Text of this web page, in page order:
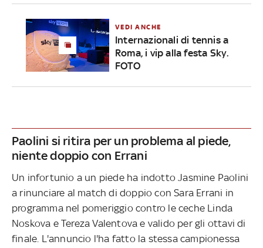
VEDI ANCHE
Internazionali di tennis a
Roma, i vip alla festa Sky.
FOTO
Paolini si ritira per un problema al piede,
niente doppio con Errani
Un infortunio a un piede ha indotto Jasmine Paolini
a rinunciare al match di doppio con Sara Errani in
programma nel pomeriggio contro le ceche Linda
Noskova e Tereza Valentova e valido per gli ottavi di
finale. L'annuncio l'ha fatto la stessa campionessa